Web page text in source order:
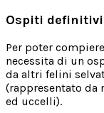
Ospiti
Per poter
necessita di un
da altri felini
(rappresentato da
ed uccelli).